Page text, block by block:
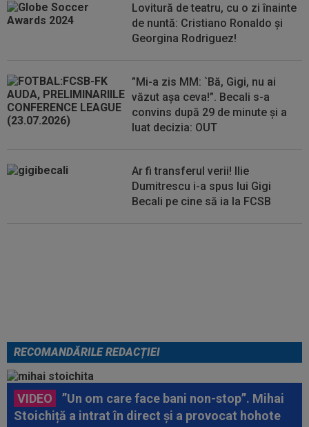
13:56
Ce lovitură: a bătut palma cu Inter și cu Atletico
Madrid, dar acum poate...
Lovitură de teatru, cu o zi înainte
de nuntă: Cristiano Ronaldo și
Georgina Rodriguez!
”Mi-a zis MM: `Bă, Gigi, nu ai
văzut așa ceva!”. Becali s-a
convins după 29 de minute și a
luat decizia: OUT
Ar fi transferul verii! Ilie
Dumitrescu i-a spus lui Gigi
Becali pe cine să ia la FCSB
RECOMANDĂRILE REDACȚIEI
VIDEO
”Un om care face bani non-stop”. Mihai
Stoichiță a intrat în direct și a provocat hohote